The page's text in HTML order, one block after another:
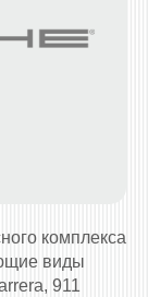
комплекса
виды
911